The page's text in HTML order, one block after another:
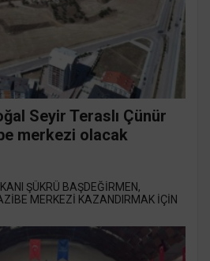
Seyir Teraslı Çünür
merkezi olacak
ŞÜKRÜ BAŞDEĞİRMEN,
MERKEZİ KAZANDIRMAK İÇİN